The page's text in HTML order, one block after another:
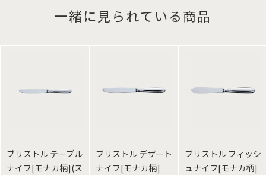
一緒に見られている商品
ブリストル テーブル
ナイフ[モナカ柄](ス
ブリストル デザート
ナイフ[モナカ柄]
ブリストル フィッシ
ュナイフ[モナカ柄]